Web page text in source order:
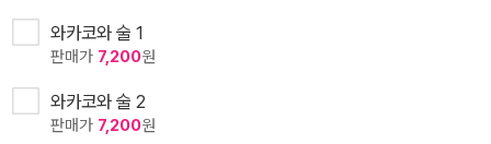
와카코와 술 1
판매가 7,200원
와카코와 술 2
판매가 7,200원